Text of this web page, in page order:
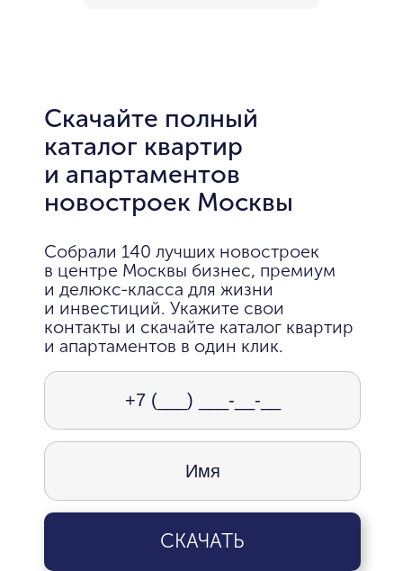
Скачайте полный
каталог квартир
и апартаментов
новостроек Москвы
Собрали 140 лучших новостроек
в центре Москвы бизнес, премиум
и делюкс-класса для жизни
и инвестиций. Укажите свои
контакты и скачайте каталог квартир
и апартаментов в один клик.
СКАЧАТЬ